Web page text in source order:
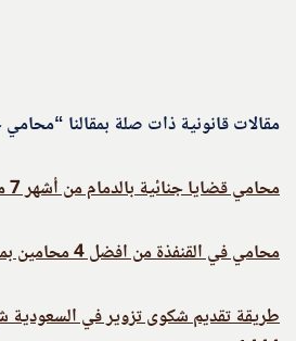
مقالات قانونية ذات صلة بمقالنا
محامي قضايا جنائية بالدمام من أشهر 7 محامي جنائي الدمام
محامي في القنفذة من افضل 4 محامين بمنطقة مكة المكرمة 1444
طريقة تقديم شكوى تزوير في